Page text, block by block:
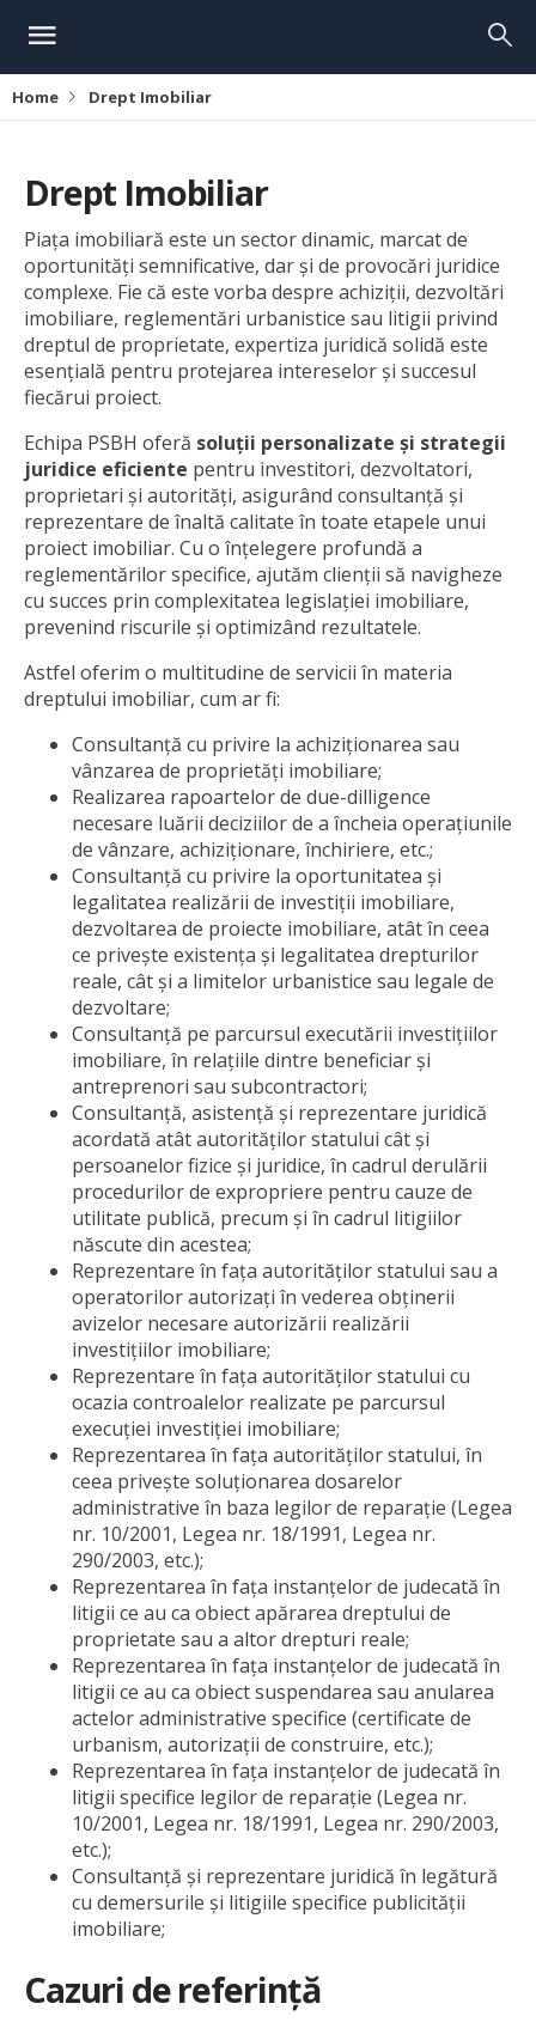
Home Drept Imobiliar
Drept Imobiliar
Piața imobiliară este un sector dinamic, marcat de
oportunități semnificative, dar și de provocări juridice
complexe. Fie că este vorba despre achiziții, dezvoltări
imobiliare, reglementări urbanistice sau litigii privind
dreptul de proprietate, expertiza juridică solidă este
esențială pentru protejarea intereselor și succesul
fiecărui proiect.
Echipa PSBH oferă soluții personalizate și strategii
juridice eficiente pentru investitori, dezvoltatori,
proprietari și autorități, asigurând consultanță și
reprezentare de înaltă calitate în toate etapele unui
proiect imobiliar. Cu o înțelegere profundă a
reglementărilor specifice, ajutăm clienții să navigheze
cu succes prin complexitatea legislației imobiliare,
prevenind riscurile și optimizând rezultatele.
Astfel oferim o multitudine de servicii în materia
dreptului imobiliar, cum ar fi:
Consultanță cu privire la achiziționarea sau
vânzarea de proprietăți imobiliare;
Realizarea rapoartelor de due-dilligence
necesare luării deciziilor de a încheia operațiunile
de vânzare, achiziționare, închiriere, etc.;
Consultanță cu privire la oportunitatea și
legalitatea realizării de investiții imobiliare,
dezvoltarea de proiecte imobiliare, atât în ceea
ce privește existența și legalitatea drepturilor
reale, cât și a limitelor urbanistice sau legale de
dezvoltare;
Consultanță pe parcursul executării investițiilor
imobiliare, în relațiile dintre beneficiar și
antreprenori sau subcontractori;
Consultanță, asistență și reprezentare juridică
acordată atât autorităților statului cât și
persoanelor fizice și juridice, în cadrul derulării
procedurilor de expropriere pentru cauze de
utilitate publică, precum și în cadrul litigiilor
născute din acestea;
Reprezentare în fața autorităților statului sau a
operatorilor autorizați în vederea obținerii
avizelor necesare autorizării realizării
investițiilor imobiliare;
Reprezentare în fața autorităților statului cu
ocazia controalelor realizate pe parcursul
execuției investiției imobiliare;
Reprezentarea în fața autorităților statului, în
ceea privește soluționarea dosarelor
administrative în baza legilor de reparație (Legea
nr. 10/2001, Legea nr. 18/1991, Legea nr.
290/2003, etc.);
Reprezentarea în fața instanțelor de judecată în
litigii ce au ca obiect apărarea dreptului de
proprietate sau a altor drepturi reale;
Reprezentarea în fața instanțelor de judecată în
litigii ce au ca obiect suspendarea sau anularea
actelor administrative specifice (certificate de
urbanism, autorizații de construire, etc.);
Reprezentarea în fața instanțelor de judecată în
litigii specifice legilor de reparație (Legea nr.
10/2001, Legea nr. 18/1991, Legea nr. 290/2003,
etc.);
Consultanță și reprezentare juridică în legătură
cu demersurile și litigiile specifice publicității
imobiliare;
Cazuri de referinţă